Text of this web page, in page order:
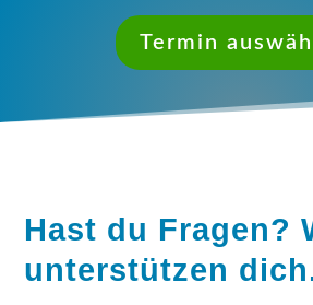
Termin
Hast du Fragen?
unterstützen